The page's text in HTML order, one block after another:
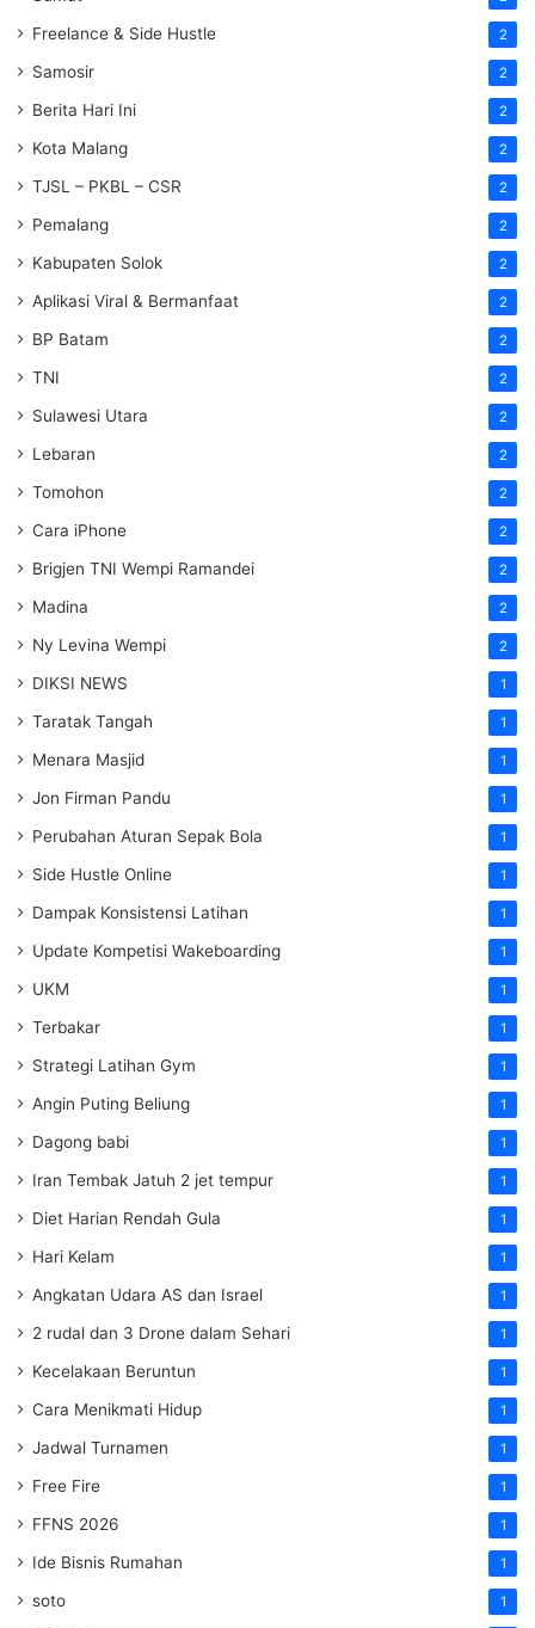
Freelance & Side Hustle 2
Samosir 2
Berita Hari Ini 2
Kota Malang 2
TJSL – PKBL – CSR 2
Pemalang 2
Kabupaten Solok 2
Aplikasi Viral & Bermanfaat 2
BP Batam 2
TNI 2
Sulawesi Utara 2
Lebaran 2
Tomohon 2
Cara iPhone 2
Brigjen TNI Wempi Ramandei 2
Madina 2
Ny Levina Wempi 2
DIKSI NEWS 1
Taratak Tangah 1
Menara Masjid 1
Jon Firman Pandu 1
Perubahan Aturan Sepak Bola 1
Side Hustle Online 1
Dampak Konsistensi Latihan 1
Update Kompetisi Wakeboarding 1
UKM 1
Terbakar 1
Strategi Latihan Gym 1
Angin Puting Beliung 1
Dagong babi 1
Iran Tembak Jatuh 2 jet tempur 1
Diet Harian Rendah Gula 1
Hari Kelam 1
Angkatan Udara AS dan Israel 1
2 rudal dan 3 Drone dalam Sehari 1
Kecelakaan Beruntun 1
Cara Menikmati Hidup 1
Jadwal Turnamen 1
Free Fire 1
FFNS 2026 1
Ide Bisnis Rumahan 1
soto 1